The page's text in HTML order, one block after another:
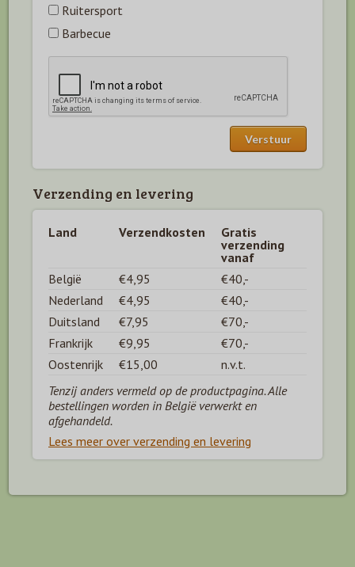
Ruitersport
Barbecue
Verzending en levering
Land Verzendkosten
Gratis
verzending
vanaf
België
€4,95
€40,-
Nederland
€4,95
€40,-
Duitsland
€7,95
€70,-
Frankrijk
€9,95
€70,-
Oostenrijk
€15,00
n.v.t.
Tenzij anders vermeld op de productpagina. Alle
bestellingen worden in België verwerkt en
afgehandeld.
Lees meer over verzending en levering